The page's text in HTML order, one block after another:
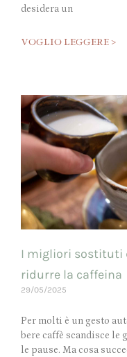
desidera un
VOGLIO LEGGERE >
I migliori sostituti
ridurre la caffeina
29/05/2025
Per molti è un gesto
bere caffè scandisce le
le pause. Ma cosa